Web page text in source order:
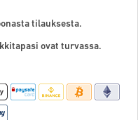
tilauksesta.
ovat turvassa.